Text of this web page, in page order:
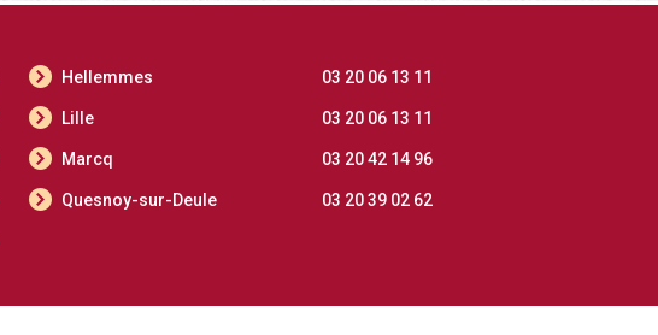
Hellemmes 03 20 06 13 11
Lille 03 20 06 13 11
Marcq 03 20 42 14 96
Quesnoy-sur-Deule 03 20 39 02 62